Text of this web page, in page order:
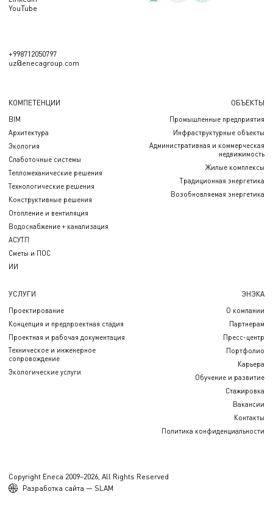
YouTube
+998712050797
uz@enecagroup.com
КОМПЕТЕНЦИИ
BIM
Архитектура
Экология
Слаботочные системы
Тепломеханические решения
Технологические решения
Конструктивные решения
Отопление и вентиляция
Водоснабжение + канализация
АСУТП
Сметы и ПОС
ИИ
ОБЪЕКТЫ
Промышленные предприятия
Инфраструктурные объекты
Административная и коммерческая
недвижимость
Жилые комплексы
Традиционная энергетика
Возобновляемая энергетика
УСЛУГИ
Проектирование
Концепция и предпроектная стадия
Проектная и рабочая документация
Техническое и инженерное
сопровождение
Экологические услуги
ЭНЭКА
О компании
Партнерам
Пресс-центр
Портфолио
Карьера
Обучение и развитие
Стажировка
Вакансии
Контакты
Политика конфиденциальности
Copyright Eneca 2009–2026, All Rights Reserved
Разработка сайта — SLAM